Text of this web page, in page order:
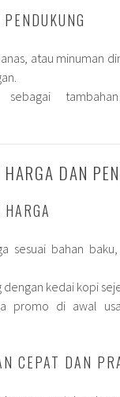
atau minuman
DAN
sesuai bahan
dengan kedai kopi
promo di awal
CEPAT DAN